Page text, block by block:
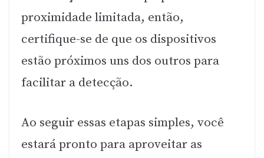
proximidade limitada, então,
certifique-se de que os dispositivos
estão próximos uns dos outros para
facilitar a detecção.
Ao seguir essas etapas simples, você
estará pronto para aproveitar as